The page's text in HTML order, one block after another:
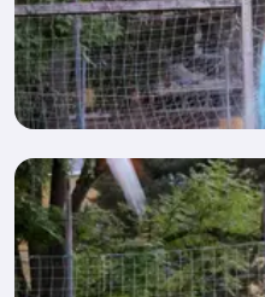
Doplňkový prodej
Často kladené dotazy
Dokumenty ke stažení
Dokumenty ke stažení
Často kladené dotazy
Dokumenty ke stažení